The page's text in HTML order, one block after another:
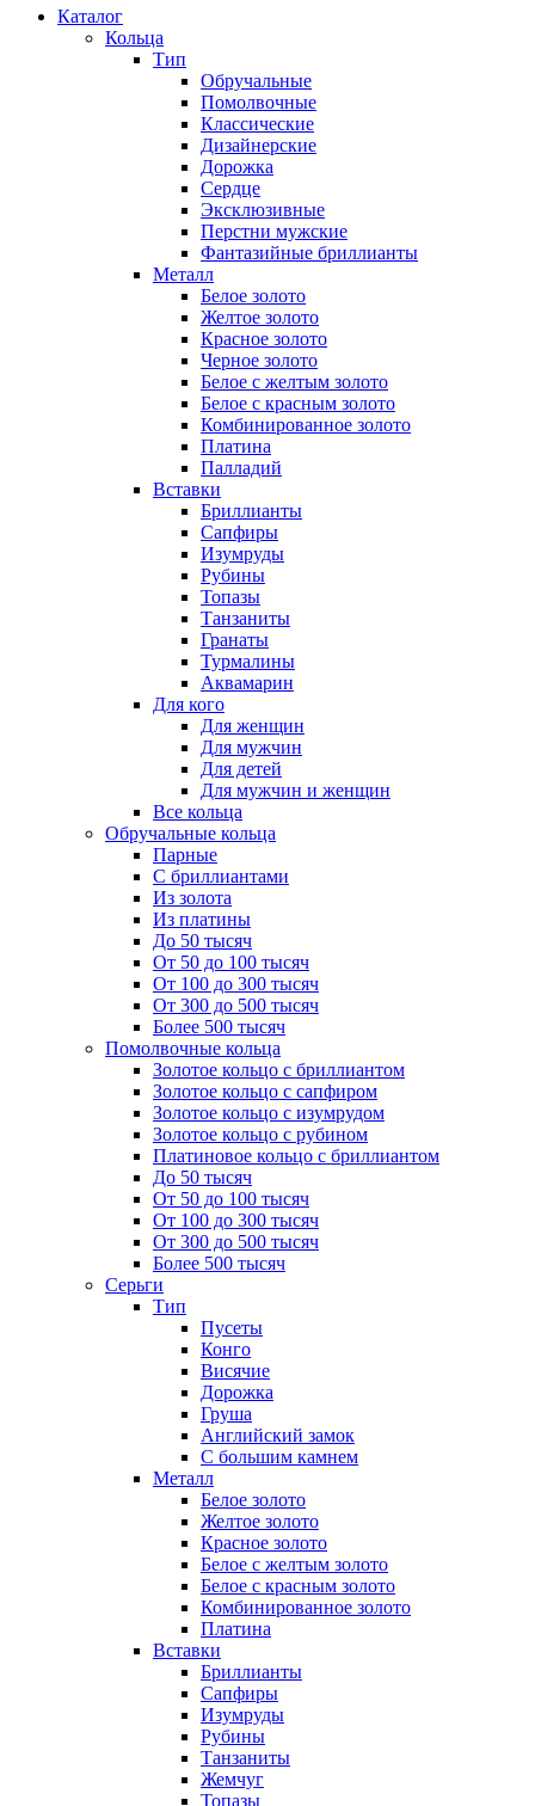
Каталог
Кольца
Тип
Обручальные
Помолвочные
Классические
Дизайнерские
Дорожка
Сердце
Эксклюзивные
Перстни мужские
Фантазийные бриллианты
Металл
Белое золото
Желтое золото
Красное золото
Черное золото
Белое с желтым золото
Белое с красным золото
Комбинированное золото
Платина
Палладий
Вставки
Бриллианты
Сапфиры
Изумруды
Рубины
Топазы
Танзаниты
Гранаты
Турмалины
Аквамарин
Для кого
Для женщин
Для мужчин
Для детей
Для мужчин и женщин
Все кольца
Обручальные кольца
Парные
С бриллиантами
Из золота
Из платины
До 50 тысяч
От 50 до 100 тысяч
От 100 до 300 тысяч
От 300 до 500 тысяч
Более 500 тысяч
Помолвочные кольца
Золотое кольцо с бриллиантом
Золотое кольцо с сапфиром
Золотое кольцо с изумрудом
Золотое кольцо с рубином
Платиновое кольцо с бриллиантом
До 50 тысяч
От 50 до 100 тысяч
От 100 до 300 тысяч
От 300 до 500 тысяч
Более 500 тысяч
Серьги
Тип
Пусеты
Конго
Висячие
Дорожка
Груша
Английский замок
С большим камнем
Металл
Белое золото
Желтое золото
Красное золото
Белое с желтым золото
Белое с красным золото
Комбинированное золото
Платина
Вставки
Бриллианты
Сапфиры
Изумруды
Рубины
Танзаниты
Жемчуг
Топазы